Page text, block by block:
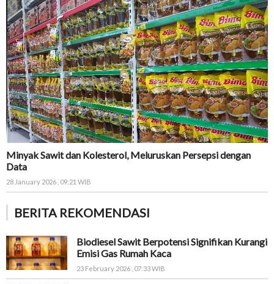
Minyak Sawit dan Kolesterol, Meluruskan Persepsi dengan
Data
28 January 2026 , 09:21 WIB
BERITA REKOMENDASI
Biodiesel Sawit Berpotensi Signifikan Kurangi
Emisi Gas Rumah Kaca
23 February 2026 , 07:33 WIB